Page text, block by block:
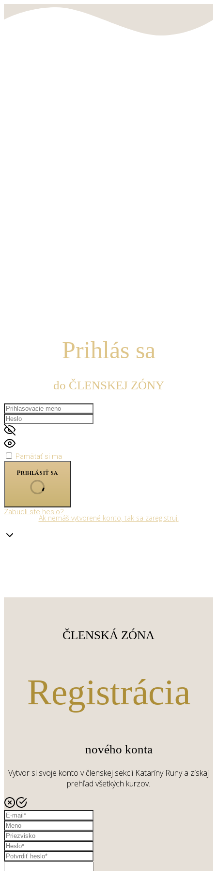
Prihlás sa
do ČLENSKEJ ZÓNY
Pamätať si ma
Prihlásiť sa
Zabudli ste heslo?
Ak nemáš vytvorené konto, tak sa zaregistruj.
ČLENSKÁ ZÓNA
Registrácia
nového konta
Vytvor si svoje konto v členskej sekcii Kataríny Runy a získaj
prehľad všetkých kurzov.